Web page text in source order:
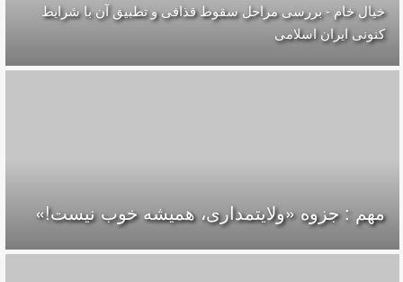
خیال خام - بررسی مراحل سقوط قذافی و تطبیق آن با شرایط
کنونی ایران اسلامی
مهم : جزوه «ولایتمداری، همیشه خوب نیست!»